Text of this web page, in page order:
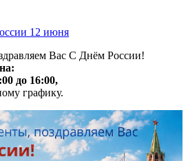
12 июня
Вас С Днём России!
до 16:00,
графику.